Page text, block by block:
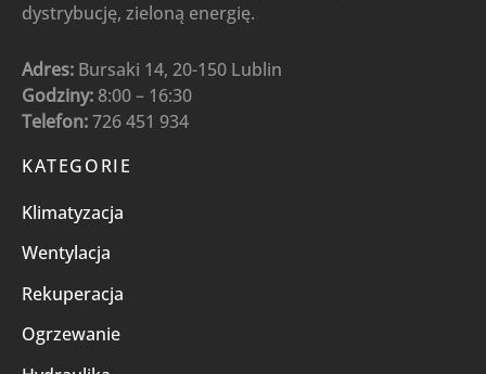
dystrybucję, zieloną energię.
Adres: Bursaki 14, 20-150 Lublin
Godziny: 8:00 – 16:30
Telefon:726 451 934
KATEGORIE
Klimatyzacja
Wentylacja
Rekuperacja
Ogrzewanie